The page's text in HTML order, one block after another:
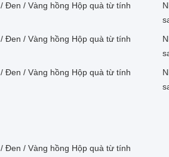
Đen / Vàng hồng Hộp quà từ tính
Đen / Vàng hồng Hộp quà từ tính
Đen / Vàng hồng Hộp quà từ tính
Đen / Vàng hồng Hộp quà từ tính